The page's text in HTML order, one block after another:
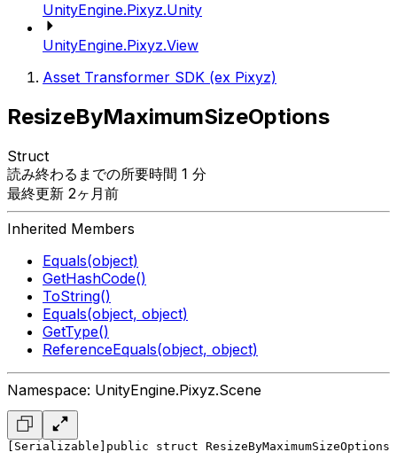
UnityEngine.Pixyz.Unity
UnityEngine.Pixyz.View
Asset Transformer SDK (ex Pixyz)
ResizeByMaximumSizeOptions
Struct
読み終わるまでの所要時間 1 分
最終更新 2ヶ月前
Inherited Members
Equals(object)
GetHashCode()
ToString()
Equals(object, object)
GetType()
ReferenceEquals(object, object)
Namespace: UnityEngine.Pixyz.Scene
[Serializable] public struct ResizeByMaximumSizeOptions